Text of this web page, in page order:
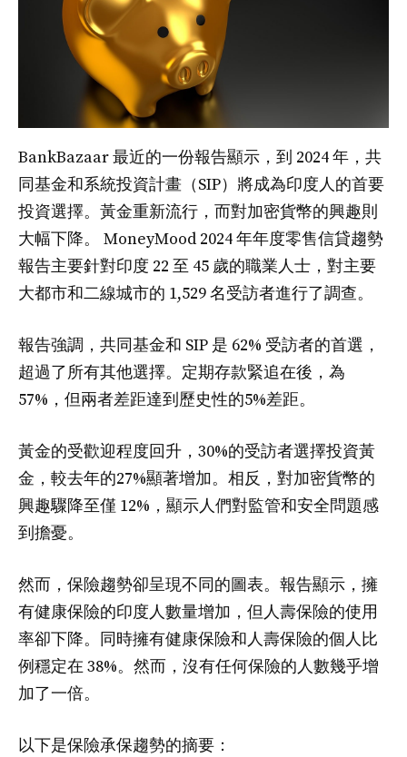
BankBazaar 最近的一份報告顯示，到 2024 年，共
同基金和系統投資計畫（SIP）將成為印度人的首要
投資選擇。黃金重新流行，而對加密貨幣的興趣則
大幅下降。 MoneyMood 2024 年年度零售信貸趨勢
報告主要針對印度 22 至 45 歲的職業人士，對主要
大都市和二線城市的 1,529 名受訪者進行了調查。
報告強調，共同基金和 SIP 是 62% 受訪者的首選，
超過了所有其他選擇。定期存款緊追在後，為
57%，但兩者差距達到歷史性的5%差距。
黃金的受歡迎程度回升，30%的受訪者選擇投資黃
金，較去年的27%顯著增加。相反，對加密貨幣的
興趣驟降至僅 12%，顯示人們對監管和安全問題感
到擔憂。
然而，保險趨勢卻呈現不同的圖表。報告顯示，擁
有健康保險的印度人數量增加，但人壽保險的使用
率卻下降。同時擁有健康保險和人壽保險的個人比
例穩定在 38%。然而，沒有任何保險的人數幾乎增
加了一倍。
以下是保險承保趨勢的摘要：